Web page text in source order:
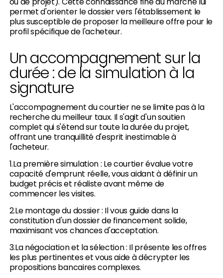
permet d'orienter le dossier vers l'établissement le
plus susceptible de proposer la meilleure offre pour le
profil spécifique de l'acheteur.
Un accompagnement sur la
durée : de la simulation à la
signature
L'accompagnement du courtier ne se limite pas à la
recherche du meilleur taux. Il s'agit d'un soutien
complet qui s'étend sur toute la durée du projet,
offrant une tranquillité d'esprit inestimable à
l'acheteur.
1.La première simulation : Le courtier évalue votre
capacité d'emprunt réelle, vous aidant à définir un
budget précis et réaliste avant même de
commencer les visites.
2.Le montage du dossier : Il vous guide dans la
constitution d'un dossier de financement solide,
maximisant vos chances d'acceptation.
3.La négociation et la sélection : Il présente les offres
les plus pertinentes et vous aide à décrypter les
propositions bancaires complexes.